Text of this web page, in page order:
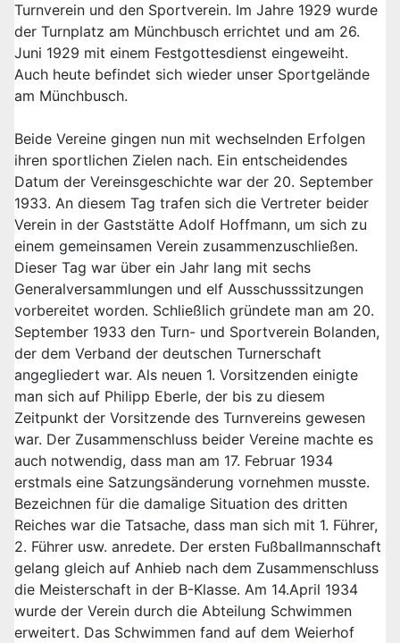
Turnverein und den Sportverein. Im Jahre 1929 wurde
der Turnplatz am Münchbusch errichtet und am 26.
Juni 1929 mit einem Festgottesdienst eingeweiht.
Auch heute befindet sich wieder unser Sportgelände
am Münchbusch.
Beide Vereine gingen nun mit wechselnden Erfolgen
ihren sportlichen Zielen nach. Ein entscheidendes
Datum der Vereinsgeschichte war der 20. September
1933. An diesem Tag trafen sich die Vertreter beider
Verein in der Gaststätte Adolf Hoffmann, um sich zu
einem gemeinsamen Verein zusammenzuschließen.
Dieser Tag war über ein Jahr lang mit sechs
Generalversammlungen und elf Ausschusssitzungen
vorbereitet worden. Schließlich gründete man am 20.
September 1933 den Turn- und Sportverein Bolanden,
der dem Verband der deutschen Turnerschaft
angegliedert war. Als neuen 1. Vorsitzenden einigte
man sich auf Philipp Eberle, der bis zu diesem
Zeitpunkt der Vorsitzende des Turnvereins gewesen
war. Der Zusammenschluss beider Vereine machte es
auch notwendig, dass man am 17. Februar 1934
erstmals eine Satzungsänderung vornehmen musste.
Bezeichnen für die damalige Situation des dritten
Reiches war die Tatsache, dass man sich mit 1. Führer,
2. Führer usw. anredete. Der ersten Fußballmannschaft
gelang gleich auf Anhieb nach dem Zusammenschluss
die Meisterschaft in der B-Klasse. Am 14.April 1934
wurde der Verein durch die Abteilung Schwimmen
erweitert. Das Schwimmen fand auf dem Weierhof